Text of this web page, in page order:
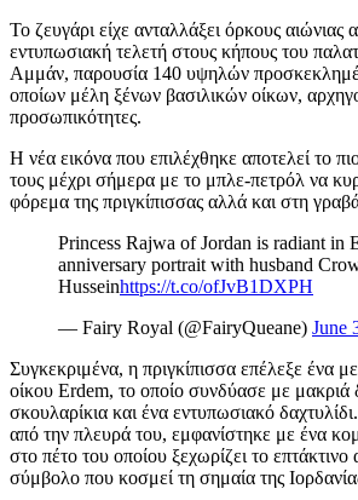
Το ζευγάρι είχε ανταλλάξει όρκους αιώνιας
εντυπωσιακή τελετή στους κήπους του
Αμμάν, παρουσία 140 υψηλών
οποίων μέλη ξένων βασιλικών οίκων,
προσωπικότητες.
Η νέα εικόνα που επιλέχθηκε αποτελεί το
τους μέχρι σήμερα με το μπλε-πετρόλ να
φόρεμα της πριγκίπισσας αλλά και στη
Princess Rajwa of Jordan is radiant in
anniversary portrait with husband
Husseinhttps://t.co/ofJvB1DXPH
— Fairy Royal (@FairyQueane) June
Συγκεκριμένα, η πριγκίπισσα επέλεξε ένα
οίκου Erdem, το οποίο συνδύασε με μακριά
σκουλαρίκια και ένα εντυπωσιακό
από την πλευρά του, εμφανίστηκε με ένα
στο πέτο του οποίου ξεχωρίζει το επτάκτινο
σύμβολο που κοσμεί τη σημαία της